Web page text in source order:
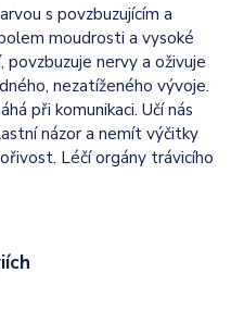
s povzbuzujícím a
moudrosti a vysoké
nervy a oživuje
nezatíženého vývoje.
při komunikaci. Učí nás
názor a nemít výčitky
Léčí orgány trávicího